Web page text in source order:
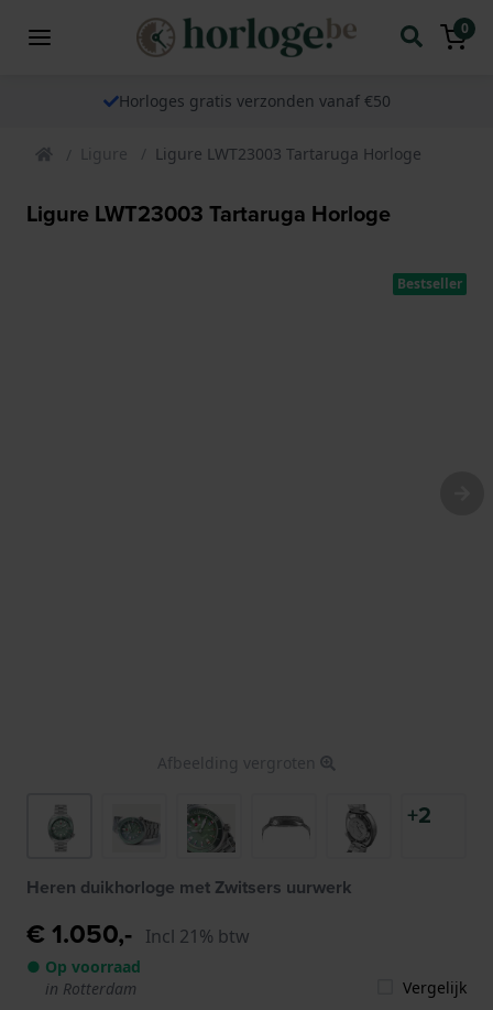
0
Horloges gratis verzonden vanaf €50
Ligure Ligure LWT23003 Tartaruga Horloge
Ligure LWT23003 Tartaruga Horloge
Bestseller
Afbeelding vergroten
+2
Heren duikhorloge met Zwitsers uurwerk
€ 1.050,- Incl 21% btw
● Op voorraad
in Rotterdam
Vergelijk